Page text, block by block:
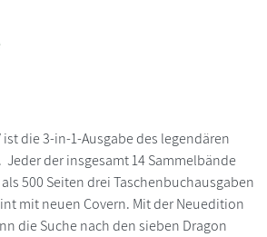
ist die 3-in-1-Ausgabe des legendären
Jeder der insgesamt 14 Sammelbände
500 Seiten drei Taschenbuchausgaben
mit neuen Covern. Mit der Neuedition
die Suche nach den sieben Dragon